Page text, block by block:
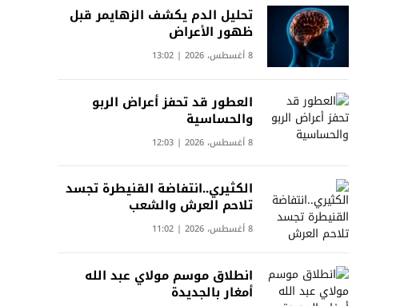
تحليل الدم يكشف الزهايمر قبل
ظهور الأعراض
8 أغسطس، 2026 | 13:02
العطور قد تحفز أعراض الربو
والحساسية
8 أغسطس، 2026 | 12:03
الكثيري..انتفاضة القنيطرة تجسد
تلاحم العرش والشعب
8 أغسطس، 2026 | 11:02
انطلاق موسم مولاي عبد الله
أمغار بالجديدة